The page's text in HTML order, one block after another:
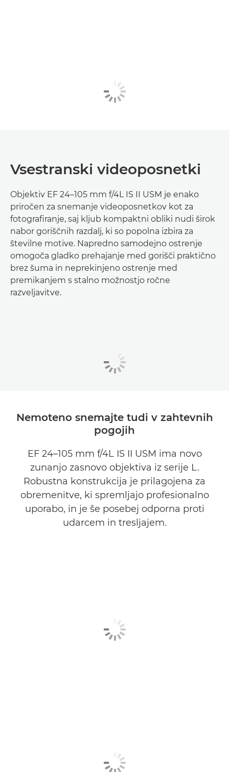
Vsestranski videoposnetki
Objektiv EF 24–105 mm f/4L IS II USM je enako
priročen za snemanje videoposnetkov kot za
fotografiranje, saj kljub kompaktni obliki nudi širok
nabor goriščnih razdalj, ki so popolna izbira za
številne motive. Napredno samodejno ostrenje
omogoča gladko prehajanje med gorišči praktično
brez šuma in neprekinjeno ostrenje med
premikanjem s stalno možnostjo ročne
razveljavitve.
Nemoteno snemajte tudi v zahtevnih
pogojih
EF 24–105 mm f/4L IS II USM ima novo
zunanjo zasnovo objektiva iz serije L.
Robustna konstrukcija je prilagojena za
obremenitve, ki spremljajo profesionalno
uporabo, in je še posebej odporna proti
udarcem in tresljajem.